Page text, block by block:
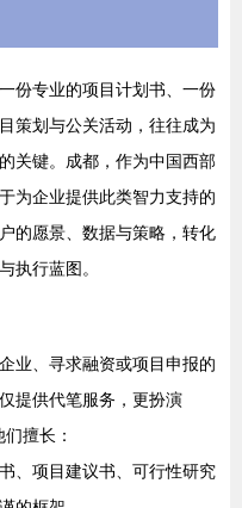
份专业的项目计划书、一份
策划与公关活动，往往成为
关键。成都，作为中国西部
为企业提供此类智力支持的
的愿景、数据与策略，转化
执行蓝图。
业、寻求融资或项目申报的
提供代笔服务，更扮演
擅长：
、项目建议书、可行性研究